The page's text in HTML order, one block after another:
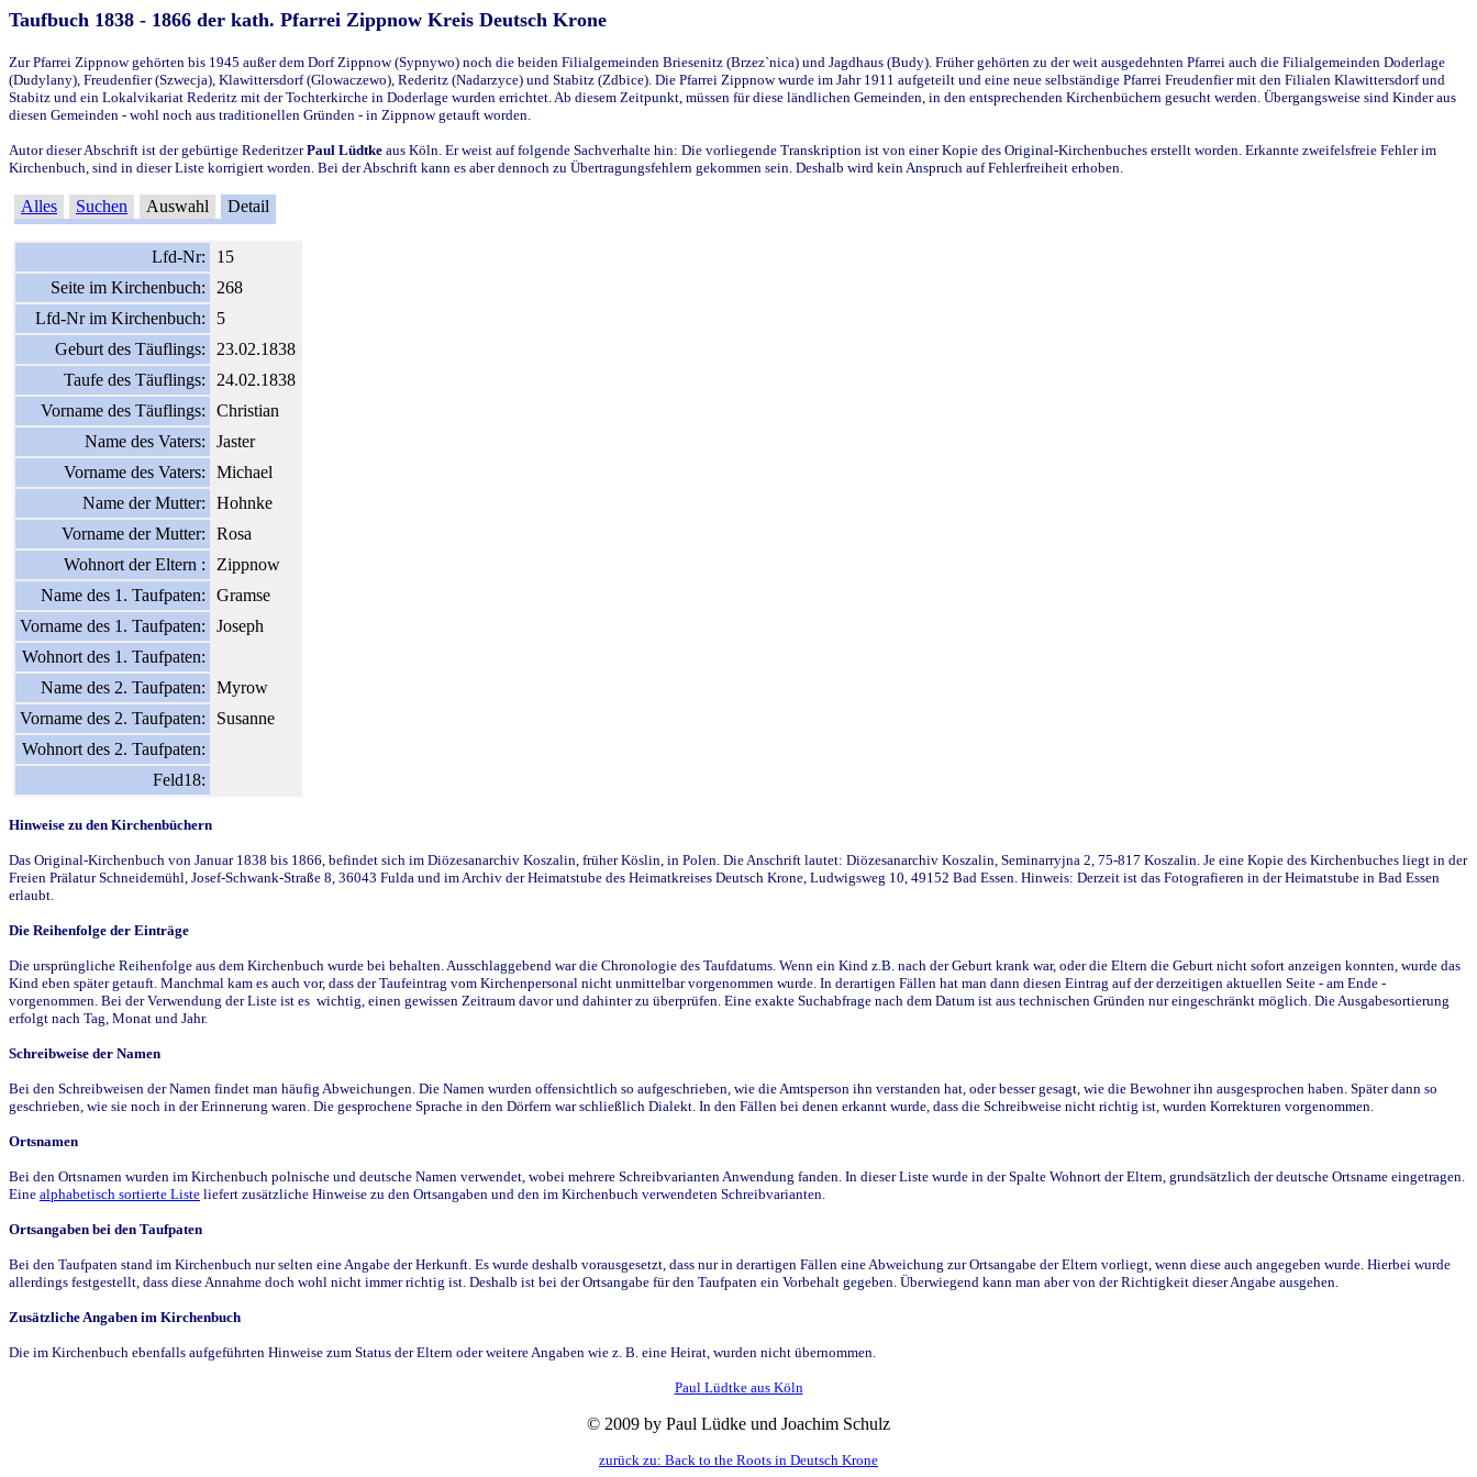
Taufbuch 1838 - 1866 der kath. Pfarrei Zippnow Kreis Deutsch Krone
Zur Pfarrei Zippnow gehörten bis 1945 außer dem Dorf Zippnow (Sypnywo) noch die beiden Filialgemeinden Briesenitz (Brzez`nica) und Jagdhaus (Budy). Früher gehörten zu der weit ausgedehnten Pfarrei auch die Filialgemeinden Doderlage
(Dudylany), Freudenfier (Szwecja), Klawittersdorf (Glowaczewo), Rederitz (Nadarzyce) und Stabitz (Zdbice). Die Pfarrei Zippnow wurde im Jahr 1911 aufgeteilt und eine neue selbständige Pfarrei Freudenfier mit den Filialen Klawittersdorf und
Stabitz und ein Lokalvikariat Rederitz mit der Tochterkirche in Doderlage wurden errichtet. Ab diesem Zeitpunkt, müssen für diese ländlichen Gemeinden, in den entsprechenden Kirchenbüchern gesucht werden. Übergangsweise sind Kinder aus
diesen Gemeinden - wohl noch aus traditionellen Gründen - in Zippnow getauft worden.
Autor dieser Abschrift ist der gebürtige RederitzerPaul Lüdtke aus Köln. Er weist auf folgende Sachverhalte hin: Die vorliegende Transkription ist von einer Kopie des Original-Kirchenbuches erstellt worden. Erkannte zweifelsfreie Fehler im
Kirchenbuch, sind in dieser Liste korrigiert worden. Bei der Abschrift kann es aber dennoch zu Übertragungsfehlern gekommen sein. Deshalb wird kein Anspruch auf Fehlerfreiheit erhoben.
Alles Suchen Auswahl Detail
Lfd-Nr:
15
Seite im Kirchenbuch:
268
Lfd-Nr im Kirchenbuch:
5
Geburt des Täuflings:
23.02.1838
Taufe des Täuflings:
24.02.1838
Vorname des Täuflings:
Christian
Name des Vaters:
Jaster
Vorname des Vaters:
Michael
Name der Mutter:
Hohnke
Vorname der Mutter:
Rosa
Wohnort der Eltern :
Zippnow
Name des 1. Taufpaten:
Gramse
Vorname des 1. Taufpaten:
Joseph
Wohnort des 1. Taufpaten:
Name des 2. Taufpaten:
Myrow
Vorname des 2. Taufpaten:
Susanne
Wohnort des 2. Taufpaten:
Feld18:
Hinweise zu den Kirchenbüchern
Das Original-Kirchenbuch von Januar 1838 bis 1866, befindet sich im Diözesanarchiv Koszalin, früher Köslin, in Polen. Die Anschrift lautet: Diözesanarchiv Koszalin, Seminarryjna 2, 75-817 Koszalin. Je eine Kopie des Kirchenbuches liegt in der
Freien Prälatur Schneidemühl, Josef-Schwank-Straße 8, 36043 Fulda und im Archiv der Heimatstube des Heimatkreises Deutsch Krone, Ludwigsweg 10, 49152 Bad Essen. Hinweis: Derzeit ist das Fotografieren in der Heimatstube in Bad Essen
erlaubt.
Die Reihenfolge der Einträge
Die ursprüngliche Reihenfolge aus dem Kirchenbuch wurde bei behalten. Ausschlaggebend war die Chronologie des Taufdatums. Wenn ein Kind z.B. nach der Geburt krank war, oder die Eltern die Geburt nicht sofort anzeigen konnten, wurde das
Kind eben später getauft. Manchmal kam es auch vor, dass der Taufeintrag vom Kirchenpersonal nicht unmittelbar vorgenommen wurde. In derartigen Fällen hat man dann diesen Eintrag auf der derzeitigen aktuellen Seite - am Ende -
vorgenommen. Bei der Verwendung der Liste ist es wichtig, einen gewissen Zeitraum davor und dahinter zu überprüfen. Eine exakte Suchabfrage nach dem Datum ist aus technischen Gründen nur eingeschränkt möglich. Die Ausgabesortierung
erfolgt nach Tag, Monat und Jahr.
Schreibweise der Namen
Bei den Schreibweisen der Namen findet man häufig Abweichungen. Die Namen wurden offensichtlich so aufgeschrieben, wie die Amtsperson ihn verstanden hat, oder besser gesagt, wie die Bewohner ihn ausgesprochen haben. Später dann so
geschrieben, wie sie noch in der Erinnerung waren. Die gesprochene Sprache in den Dörfern war schließlich Dialekt. In den Fällen bei denen erkannt wurde, dass die Schreibweise nicht richtig ist, wurden Korrekturen vorgenommen.
Ortsnamen
Bei den Ortsnamen wurden im Kirchenbuch polnische und deutsche Namen verwendet, wobei mehrere Schreibvarianten Anwendung fanden. In dieser Liste wurde in der Spalte Wohnort der Eltern, grundsätzlich der deutsche Ortsname eingetragen.
Eine alphabetisch sortierte Liste liefert zusätzliche Hinweise zu den Ortsangaben und den im Kirchenbuch verwendeten Schreibvarianten.
Ortsangaben bei den Taufpaten
Bei den Taufpaten stand im Kirchenbuch nur selten eine Angabe der Herkunft. Es wurde deshalb vorausgesetzt, dass nur in derartigen Fällen eine Abweichung zur Ortsangabe der Eltern vorliegt, wenn diese auch angegeben wurde. Hierbei wurde
allerdings festgestellt, dass diese Annahme doch wohl nicht immer richtig ist. Deshalb ist bei der Ortsangabe für den Taufpaten ein Vorbehalt gegeben. Überwiegend kann man aber von der Richtigkeit dieser Angabe ausgehen.
Zusätzliche Angaben im Kirchenbuch
Die im Kirchenbuch ebenfalls aufgeführten Hinweise zum Status der Eltern oder weitere Angaben wie z. B. eine Heirat, wurden nicht übernommen.
Paul Lüdtke aus Köln
© 2009 by Paul Lüdke und Joachim Schulz
zurück zu: Back to the Roots in Deutsch Krone